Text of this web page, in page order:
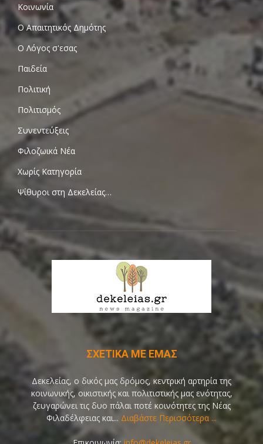
Κοινωνία
Ο Απαιτητικός Δημότης
Ο Λόγος σ'εσας
Παιδεία
Πολιτική
Πολιτισμός
Συνεντεύξεις
Φιλοζωικά Νέα
Χωρίς Κατηγορία
Ψίθυροι στη Δεκελείας…
ΣΧΕΤΙΚΑ ΜΕ ΕΜΑΣ
Δεκελείας, ο δικός μας δρόμος, κεντρική αρτηρία της
κοινωνικής, οικιστικής και πολιτιστικής μας ενότητας,
ζευγαρώνει τις δυο πάλαι ποτέ κοινότητες της Νέας
Φιλαδέλφειας και... Διαβάστε Περισσότερα ...